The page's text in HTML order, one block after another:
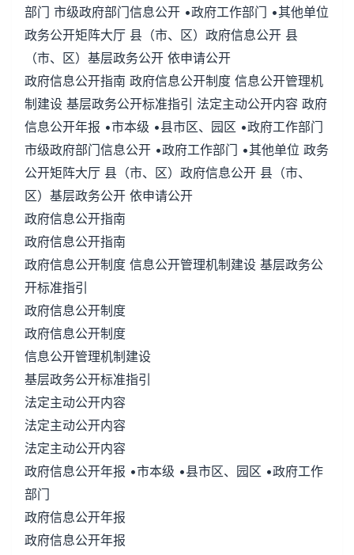
部门 市级政府部门信息公开 •政府工作部门 •其他单位
政务公开矩阵大厅 县（市、区）政府信息公开 县
（市、区）基层政务公开 依申请公开
政府信息公开指南 政府信息公开制度 信息公开管理机
制建设 基层政务公开标准指引 法定主动公开内容 政府
信息公开年报 •市本级 •县市区、园区 •政府工作部门
市级政府部门信息公开 •政府工作部门 •其他单位 政务
公开矩阵大厅 县（市、区）政府信息公开 县（市、
区）基层政务公开 依申请公开
政府信息公开指南
政府信息公开指南
政府信息公开制度 信息公开管理机制建设 基层政务公
开标准指引
政府信息公开制度
政府信息公开制度
信息公开管理机制建设
基层政务公开标准指引
法定主动公开内容
法定主动公开内容
法定主动公开内容
政府信息公开年报 •市本级 •县市区、园区 •政府工作
部门
政府信息公开年报
政府信息公开年报